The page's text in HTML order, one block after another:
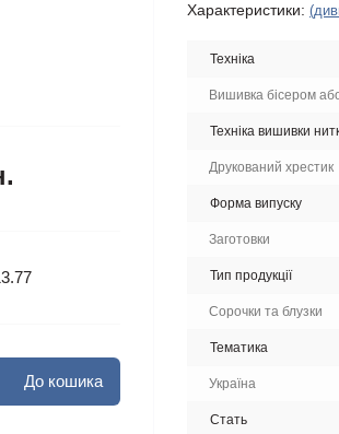
До кошика
Характеристики:
Техніка
Вишивка бісером
Техніка вишивки
Друкований хрестик
Форма випуску
Заготовки
Тип продукції
Сорочки та блузки
Тематика
Україна
Стать